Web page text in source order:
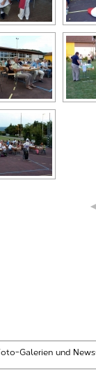
Galerien und